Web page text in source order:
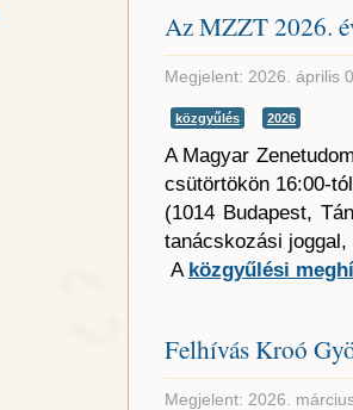
Az MZZT 2026.
Megjelent: 2026. április
közgyűlés 2026
A Magyar
csütörtökön 16:00-
(1014 Budapest,
tanácskozási
A közgyűlési
Felhívás Kroó
Megjelent: 2026. március